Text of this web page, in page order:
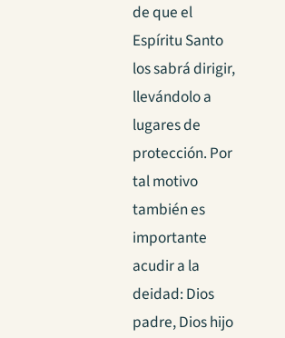
de que el
Espíritu Santo
los sabrá dirigir,
llevándolo a
lugares de
protección. Por
tal motivo
también es
importante
acudir a la
deidad: Dios
padre, Dios hijo